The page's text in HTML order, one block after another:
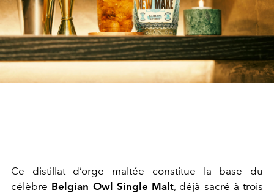
Ce distillat d’orge maltée constitue la base du
célèbre Belgian Owl Single Malt, déjà sacré à trois